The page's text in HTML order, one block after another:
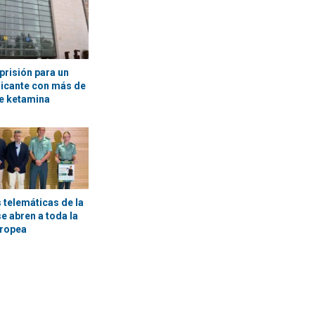
para un
con más de
ketamina
telemáticas de la
abren a toda la